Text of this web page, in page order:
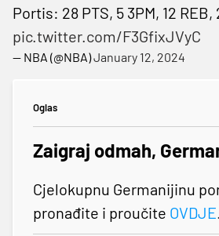
Portis: 28 PTS, 5 3PM, 12 REB,
pic.twitter.com/F3GfixJVyC
— NBA (@NBA)January 12, 2024
Oglas
Zaigraj odmah,
Cjelokupnu Germanijinu
pronađite i proučite OVDJE.